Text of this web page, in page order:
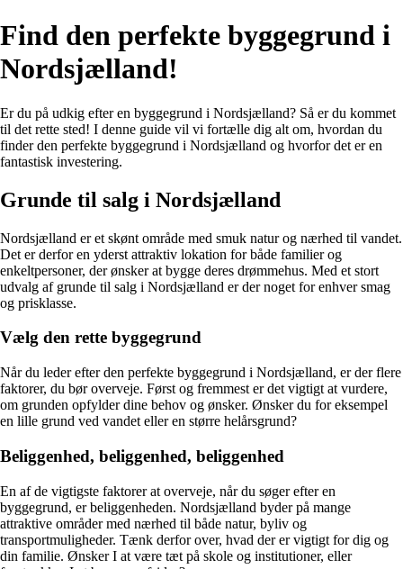
Find den perfekte byggegrund i
Nordsjælland!
Er du på udkig efter en byggegrund i Nordsjælland? Så er du kommet
til det rette sted! I denne guide vil vi fortælle dig alt om, hvordan du
finder den perfekte byggegrund i Nordsjælland og hvorfor det er en
fantastisk investering.
Grunde til salg i Nordsjælland
Nordsjælland er et skønt område med smuk natur og nærhed til vandet.
Det er derfor en yderst attraktiv lokation for både familier og
enkeltpersoner, der ønsker at bygge deres drømmehus. Med et stort
udvalg af grunde til salg i Nordsjælland er der noget for enhver smag
og prisklasse.
Vælg den rette byggegrund
Når du leder efter den perfekte byggegrund i Nordsjælland, er der flere
faktorer, du bør overveje. Først og fremmest er det vigtigt at vurdere,
om grunden opfylder dine behov og ønsker. Ønsker du for eksempel
en lille grund ved vandet eller en større helårsgrund?
Beliggenhed, beliggenhed, beliggenhed
En af de vigtigste faktorer at overveje, når du søger efter en
byggegrund, er beliggenheden. Nordsjælland byder på mange
attraktive områder med nærhed til både natur, byliv og
transportmuligheder. Tænk derfor over, hvad der er vigtigt for dig og
din familie. Ønsker I at være tæt på skole og institutioner, eller